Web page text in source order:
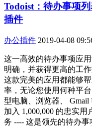
Todoist：待办事项
插件
办公插件 2019-04-08
这一高效的待办事项应
明确，并获得更高的工
这款完美的应用都能够
率，无论您使用何种平
型电脑、浏览器、 Gmail
加入 1,000,000 的忠实
务 ---- 这是领先的待办事